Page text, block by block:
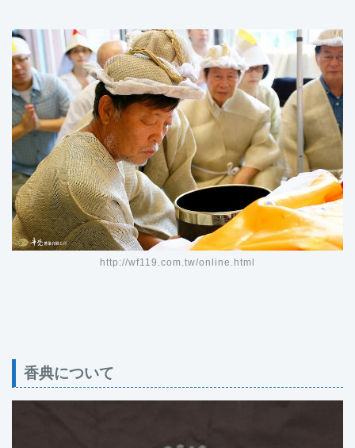
http://wf119.com.tw/online.html
香典について